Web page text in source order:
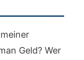
Geld? Wer